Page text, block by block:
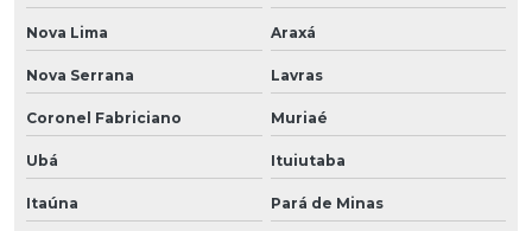
Nova Lima Araxá
Nova Serrana Lavras
Coronel Fabriciano Muriaé
Ubá Ituiutaba
Itaúna Pará de Minas